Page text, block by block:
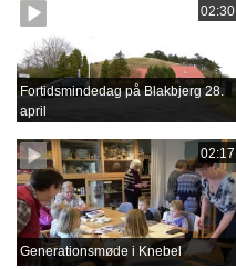
02:30
Fortidsmindedag på Blakbjerg 28.
april
02:17
Generationsmøde i Knebel